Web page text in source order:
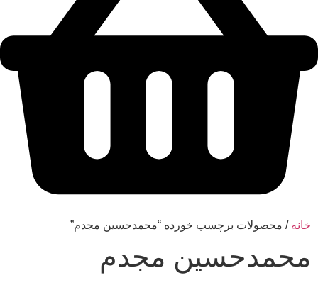
خانه / محصولات برچسب خورده “محمدحسین مجدم”
محمدحسین مجدم